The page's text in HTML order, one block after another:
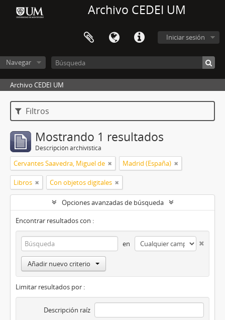
Archivo CEDEI UM
Iniciar sesión
Navegar
Archivo CEDEI UM
Filtros
Mostrando 1 resultados
Descripción archivística
Cervantes Saavedra, Miguel de Madrid (España)
Libros Con objetos digitales
Opciones avanzadas de búsqueda
Encontrar resultados con :
en
Añadir nuevo criterio
Limitar resultados por :
Descripción raíz